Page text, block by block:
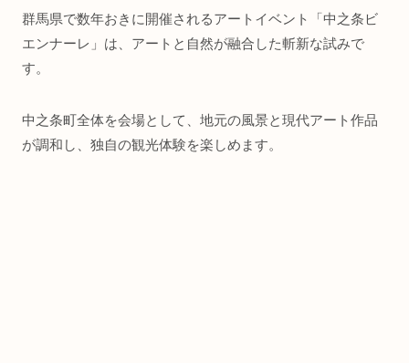
群馬県で数年おきに開催されるアートイベント「中之条ビ
エンナーレ」は、アートと自然が融合した斬新な試みで
す。
中之条町全体を会場として、地元の風景と現代アート作品
が調和し、独自の観光体験を楽しめます。